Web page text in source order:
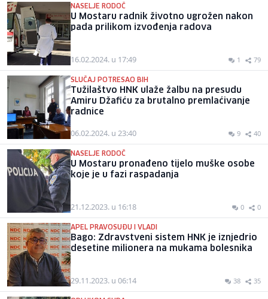
NASELJE RODOČ
U Mostaru radnik životno ugrožen nakon
pada prilikom izvođenja radova
16.02.2024. u 17:49 1 79
SLUČAJ POTRESAO BIH
Tužilaštvo HNK ulaže žalbu na presudu
Amiru Džafiću za brutalno premlaćivanje
radnice
06.02.2024. u 23:40 9 40
NASELJE RODOČ
U Mostaru pronađeno tijelo muške osobe
koje je u fazi raspadanja
21.12.2023. u 16:18 0 0
APEL PRAVOSUĐU I VLADI
Bago: Zdravstveni sistem HNK je iznjedrio
desetine milionera na mukama bolesnika
29.11.2023. u 06:14 38 35